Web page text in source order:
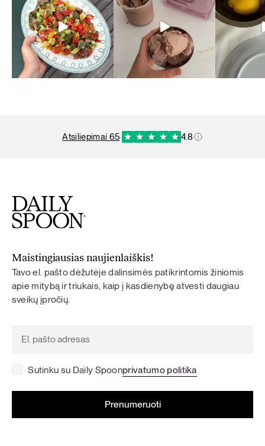
atsiliepimai 65· 4.8
Maistingiausias naujienlaiškis!
Tavo el. pašto dėžutėje dalinsimės patikrintomis žiniomis
apie mitybą ir triukais, kaip į kasdienybę atvesti daugiau
sveikų įpročių.
Sutinku su Daily Spoonprivatumo politika